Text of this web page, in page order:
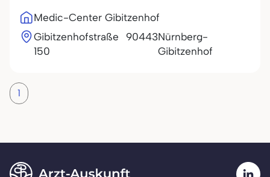
Medic-Center Gibitzenhof
Gibitzenhofstraße
150
90443Nürnberg-
Gibitzenhof
1